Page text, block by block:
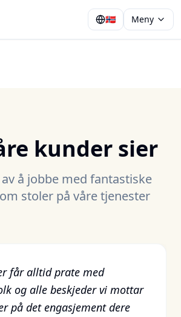
🇳🇴 Meny
kunder sier
å jobbe med fantastiske
stoler på våre tjenester
får alltid prate med
og alle beskjeder vi mottar
på det engasjement dere